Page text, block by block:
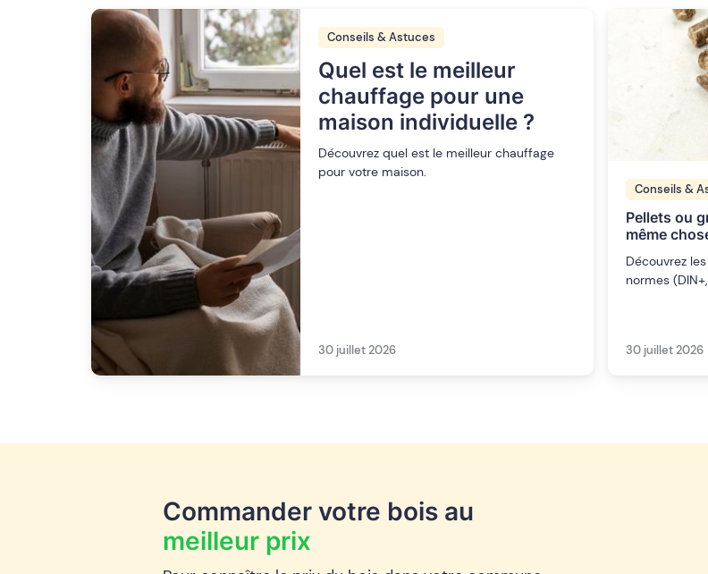
Conseils & Astuces
Quel est le meilleur
chauffage pour une
maison individuelle ?
Découvrez quel est le meilleur chauffage
pour votre maison.
30 juillet 2026
Conseils &
Pellets ou
même
Découvrez
normes
30 juillet 2026
Commander votre bois au
meilleur prix